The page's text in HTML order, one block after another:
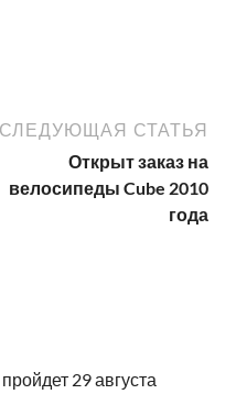
СЛЕДУЮЩАЯ СТАТЬЯ
Открыт заказ на
велосипеды Cube 2010
года
29 августа